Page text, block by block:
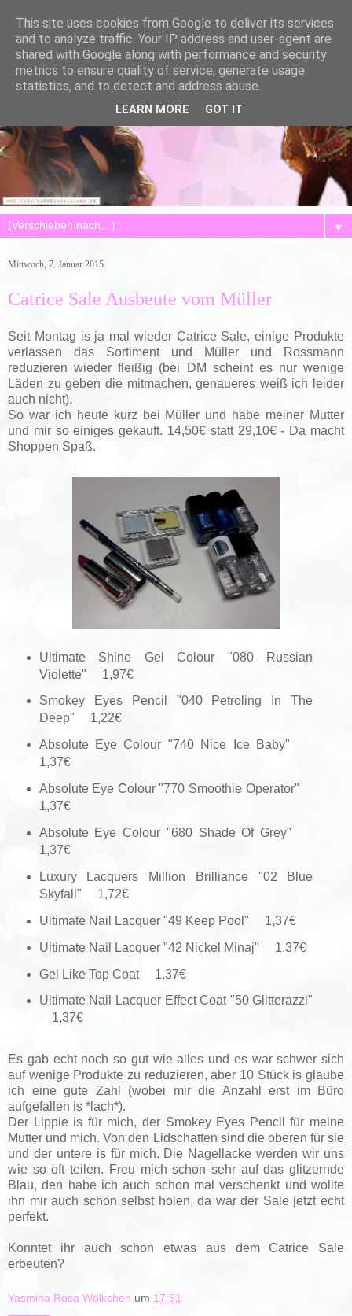
▼
Mittwoch, 7. Januar 2015
Catrice Sale Ausbeute vom Müller
Seit Montag is ja mal wieder Catrice Sale, einige Produkte
verlassen das Sortiment und Müller und Rossmann
reduzieren wieder fleißig (bei DM scheint es nur wenige
Läden zu geben die mitmachen, genaueres weiß ich leider
auch nicht).
So war ich heute kurz bei Müller und habe meiner Mutter
und mir so einiges gekauft. 14,50€ statt 29,10€ - Da macht
Shoppen Spaß.
Ultimate Shine Gel Colour "080 Russian
Violette" 1,97€
Smokey Eyes Pencil "040 Petroling In The
Deep" 1,22€
Absolute Eye Colour "740 Nice Ice Baby"
1,37€
Absolute Eye Colour "770 Smoothie Operator"
1,37€
Absolute Eye Colour "680 Shade Of Grey"
1,37€
Luxury Lacquers Million Brilliance "02 Blue
Skyfall" 1,72€
Ultimate Nail Lacquer "49 Keep Pool" 1,37€
Ultimate Nail Lacquer "42 Nickel Minaj" 1,37€
Gel Like Top Coat 1,37€
Ultimate Nail Lacquer Effect Coat "50 Glitterazzi"
1,37€
Es gab echt noch so gut wie alles und es war schwer sich
auf wenige Produkte zu reduzieren, aber 10 Stück is glaube
ich eine gute Zahl (wobei mir die Anzahl erst im Büro
aufgefallen is *lach*).
Der Lippie is für mich, der Smokey Eyes Pencil für meine
Mutter und mich. Von den Lidschatten sind die oberen für sie
und der untere is für mich. Die Nagellacke werden wir uns
wie so oft teilen. Freu mich schon sehr auf das glitzernde
Blau, den habe ich auch schon mal verschenkt und wollte
ihn mir auch schon selbst holen, da war der Sale jetzt echt
perfekt.
Konntet ihr auch schon etwas aus dem Catrice Sale
erbeuten?
Yasmina Rosa Wölkchen um 17:51
This site uses cookies from Google to deliver its services
and to analyze traffic. Your IP address and user-agent are
shared with Google along with performance and security
metrics to ensure quality of service, generate usage
statistics, and to detect and address abuse.
LEARN MORE GOT IT